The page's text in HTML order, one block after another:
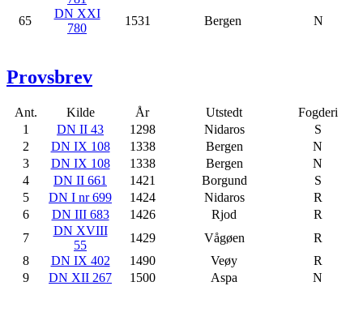
65
DN XXI
780
1531 Bergen N
Provsbrev
Ant. Kilde År Utstedt
Fogderi
1
DN II 43 1298 Nidaros
S
2
DN IX 108 1338 Bergen
N
3
DN IX 108 1338 Bergen
N
4
DN II 661 1421 Borgund
S
5
DN I nr 699 1424 Nidaros
R
6
DN III 683 1426 Rjod
R
7
DN XVIII
55
1429 Vågøen
R
8
DN IX 402 1490 Veøy
R
9
DN XII 267 1500 Aspa N